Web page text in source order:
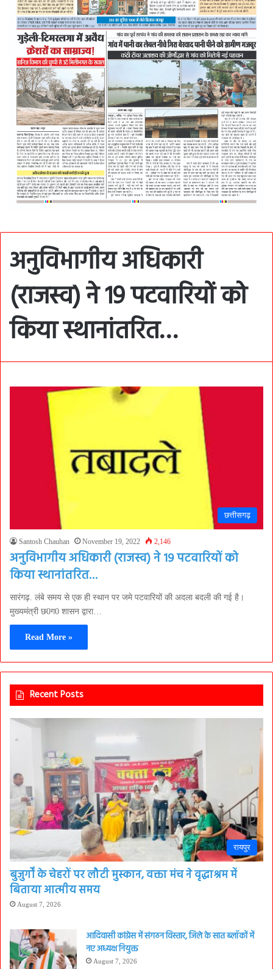
अनुविभागीय अधिकारी
(राजस्व) ने 19 पटवारियों को
किया स्थानांतरित…
छत्तीसगढ़
Santosh Chauhan November 19, 2022 2,146
अनुविभागीय अधिकारी (राजस्व) ने 19 पटवारियों को
किया स्थानांतरित…
सारंगढ़. लंबे समय से एक ही स्थान पर जमे पटवारियों की अदला बदली की गई है।
मुख्यमंत्री छ0ग0 शासन द्वारा…
Read More »
Recent Posts
रायपुर
बुजुर्गों के चेहरों पर लौटी मुस्कान, वक्ता मंच ने वृद्धाश्रम में
बिताया आत्मीय समय
August 7, 2026
आदिवासी कांग्रेस में संगठन विस्तार, जिले के सात ब्लॉकों में
नए अध्यक्ष नियुक्त
August 7, 2026